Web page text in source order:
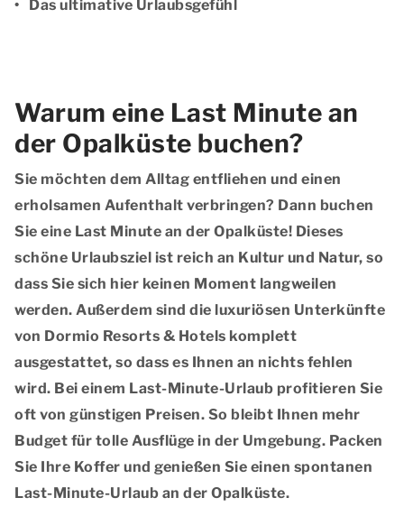
Das ultimative Urlaubsgefühl
Warum eine Last Minute an
der Opalküste buchen?
Sie möchten dem Alltag entfliehen und einen
erholsamen Aufenthalt verbringen? Dann buchen
Sie eine Last Minute an der Opalküste! Dieses
schöne Urlaubsziel ist reich an Kultur und Natur, so
dass Sie sich hier keinen Moment langweilen
werden. Außerdem sind die luxuriösen Unterkünfte
von Dormio Resorts & Hotels komplett
ausgestattet, so dass es Ihnen an nichts fehlen
wird. Bei einem Last-Minute-Urlaub profitieren Sie
oft von günstigen Preisen. So bleibt Ihnen mehr
Budget für tolle Ausflüge in der Umgebung. Packen
Sie Ihre Koffer und genießen Sie einen spontanen
Last-Minute-Urlaub an der Opalküste.